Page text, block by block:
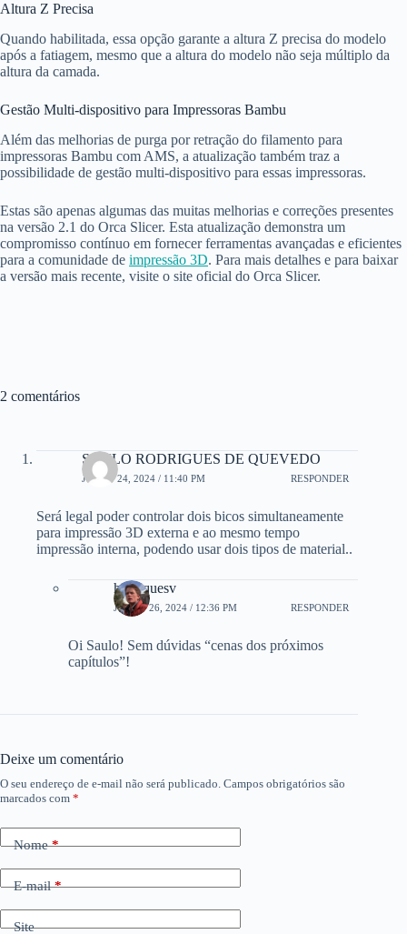
Altura Z Precisa
Quando habilitada, essa opção garante a altura Z precisa do modelo
após a fatiagem, mesmo que a altura do modelo não seja múltiplo da
altura da camada.
Gestão Multi-dispositivo para Impressoras Bambu
Além das melhorias de purga por retração do filamento para
impressoras Bambu com AMS, a atualização também traz a
possibilidade de gestão multi-dispositivo para essas impressoras.
Estas são apenas algumas das muitas melhorias e correções presentes
na versão 2.1 do Orca Slicer. Esta atualização demonstra um
compromisso contínuo em fornecer ferramentas avançadas e eficientes
para a comunidade de impressão 3D. Para mais detalhes e para baixar
a versão mais recente, visite o site oficial do Orca Slicer.
2 comentários
SAULO RODRIGUES DE QUEVEDO
JUNHO 24, 2024 / 11:40 PM RESPONDER
Será legal poder controlar dois bicos simultaneamente
para impressão 3D externa e ao mesmo tempo
impressão interna, podendo usar dois tipos de material..
henriquesv
JUNHO 26, 2024 / 12:36 PM RESPONDER
Oi Saulo! Sem dúvidas “cenas dos próximos
capítulos”!
Deixe um comentário
O seu endereço de e-mail não será publicado. Campos obrigatórios são
marcados com *
Nome*
E-mail*
Site